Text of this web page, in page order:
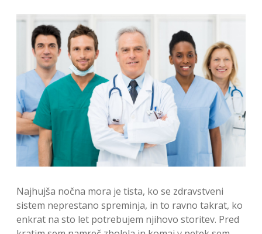
Najhujša nočna mora je tista, ko se zdravstveni
sistem neprestano spreminja, in to ravno takrat, ko
enkrat na sto let potrebujem njihovo storitev. Pred